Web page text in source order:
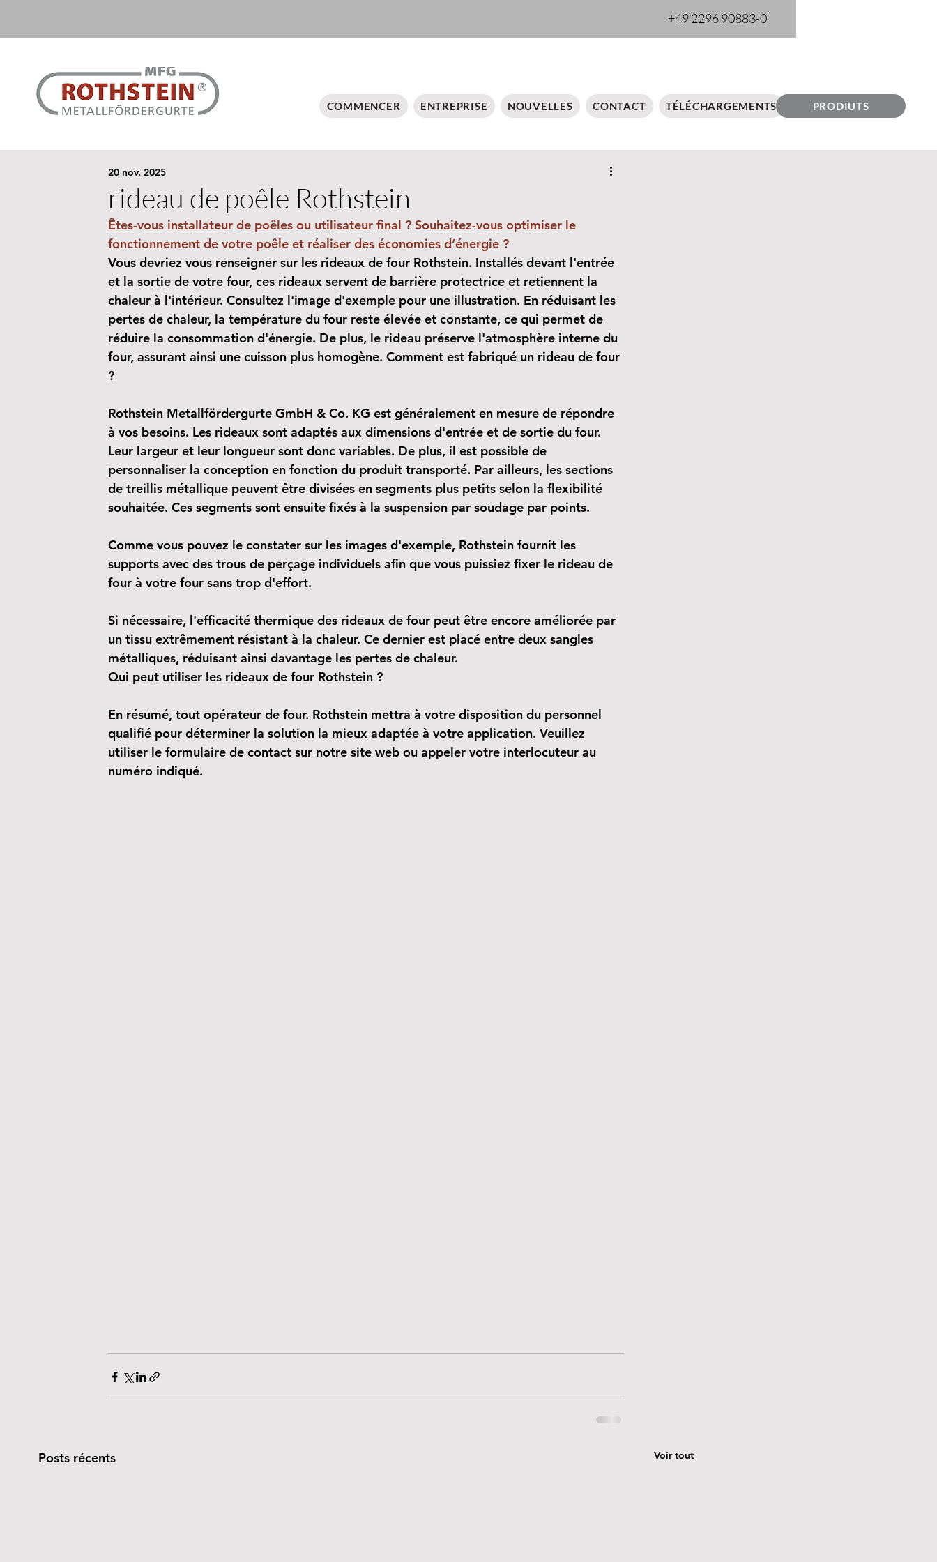
+49 2296 90883-0
COMMENCER ENTREPRISE NOUVELLES CONTACT TÉLÉCHARGEMENTS PRODIUTS
rideau de poêle Rothstein
20 nov. 2025
Êtes-vous installateur de poêles ou utilisateur final ? Souhaitez-vous optimiser le
fonctionnement de votre poêle et réaliser des économies d’énergie ?
Vous devriez vous renseigner sur les rideaux de four Rothstein. Installés devant l'entrée
et la sortie de votre four, ces rideaux servent de barrière protectrice et retiennent la
chaleur à l'intérieur. Consultez l'image d'exemple pour une illustration. En réduisant les
pertes de chaleur, la température du four reste élevée et constante, ce qui permet de
réduire la consommation d'énergie. De plus, le rideau préserve l'atmosphère interne du
four, assurant ainsi une cuisson plus homogène. Comment est fabriqué un rideau de four
?
Rothstein Metallfördergurte GmbH & Co. KG est généralement en mesure de répondre
à vos besoins. Les rideaux sont adaptés aux dimensions d'entrée et de sortie du four.
Leur largeur et leur longueur sont donc variables. De plus, il est possible de
personnaliser la conception en fonction du produit transporté. Par ailleurs, les sections
de treillis métallique peuvent être divisées en segments plus petits selon la flexibilité
souhaitée. Ces segments sont ensuite fixés à la suspension par soudage par points.
Comme vous pouvez le constater sur les images d'exemple, Rothstein fournit les
supports avec des trous de perçage individuels afin que vous puissiez fixer le rideau de
four à votre four sans trop d'effort.
Si nécessaire, l'efficacité thermique des rideaux de four peut être encore améliorée par
un tissu extrêmement résistant à la chaleur. Ce dernier est placé entre deux sangles
métalliques, réduisant ainsi davantage les pertes de chaleur.
Qui peut utiliser les rideaux de four Rothstein ?
En résumé, tout opérateur de four. Rothstein mettra à votre disposition du personnel
qualifié pour déterminer la solution la mieux adaptée à votre application. Veuillez
utiliser le formulaire de contact sur notre site web ou appeler votre interlocuteur au
numéro indiqué.
Posts récents Voir tout